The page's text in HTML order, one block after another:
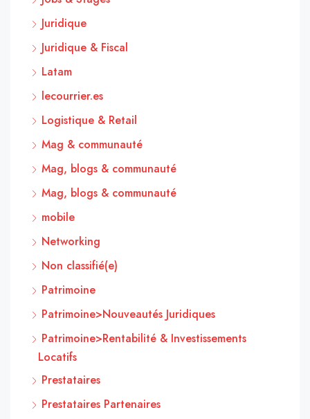
Juridique
Juridique & Fiscal
Latam
lecourrier.es
Logistique & Retail
Mag & communauté
Mag, blogs & communauté
Mag, blogs & communauté
mobile
Networking
Non classifié(e)
Patrimoine
Patrimoine>Nouveautés Juridiques
Patrimoine>Rentabilité & Investissements
Locatifs
Prestataires
Prestataires Partenaires